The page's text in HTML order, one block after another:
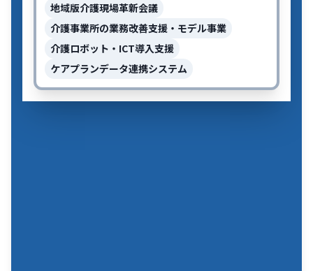
地域版介護現場革新会議
介護事業所の業務改善支援・モデル事業
介護ロボット・ICT導入支援
ケアプランデータ連携システム